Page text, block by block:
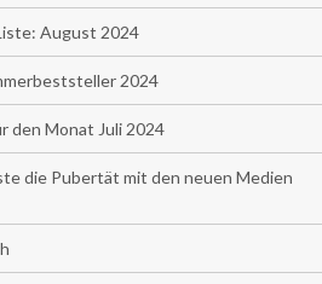
August 2024
2024
den Monat Juli 2024
die Pubertät mit den neuen Medien